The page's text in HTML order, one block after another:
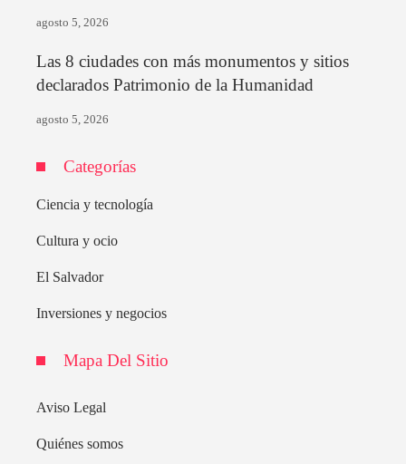
agosto 5, 2026
Las 8 ciudades con más monumentos y sitios
declarados Patrimonio de la Humanidad
agosto 5, 2026
Categorías
Ciencia y tecnología
Cultura y ocio
El Salvador
Inversiones y negocios
Mapa Del Sitio
Aviso Legal
Quiénes somos